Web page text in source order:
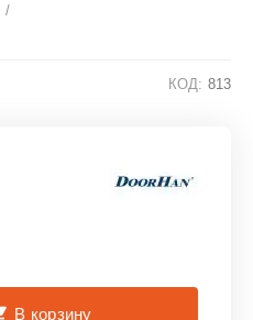
/
КОД: 813
В корзину